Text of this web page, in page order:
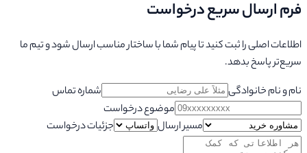
فرم ارسال سریع درخواست
اطلاعات اصلی را ثبت کنید تا پیام شما با ساختار مناسب ارسال شود و تیم ما
سریع‌تر پاسخ بدهد.
نام و نام خانوادگی
شماره تماس
موضوع درخواست
مسیر ارسال
جزئیات درخواست